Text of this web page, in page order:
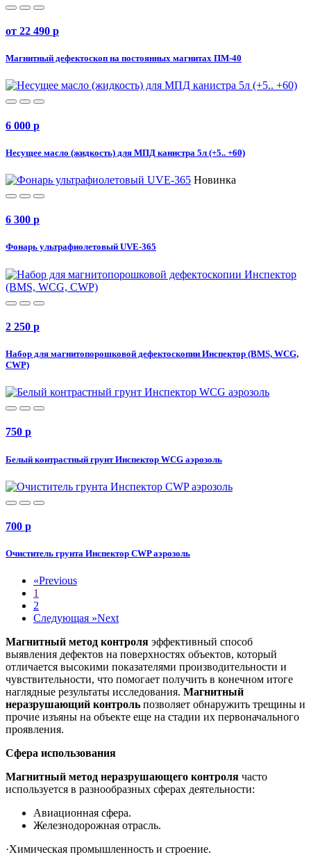
от 22 490 p
Магнитный дефектоскоп на постоянных магнитах ПМ-40
6 000 p
Несущее масло (жидкость) для МПД канистра 5л (+5.. +60)
Новинка
6 300 p
Фонарь ультрафиолетовый UVE-365
2 250 p
Набор для магнитопорошковой дефектоскопии Инспектор (BMS, WCG,
CWP)
750 p
Белый контрастный грунт Инспектор WCG аэрозоль
700 p
Очиститель грунта Инспектор CWP аэрозоль
«Previous
1
2
Следующая »Next
Магнитный метод контроля эффективный способ
выявления дефектов на поверхностях объектов, который
отличается высокими показателями производительности и
чувствительности, что помогает получить в конечном итоге
наглядные результаты исследования. Магнитный
неразрушающий контроль позволяет обнаружить трещины и
прочие изъяны на объекте еще на стадии их первоначального
проявления.
Сфера использования
Магнитный метод неразрушающего контроля часто
используется в разнообразных сферах деятельности:
Авиационная сфера.
Железнодорожная отрасль.
·Химическая промышленность и строение.